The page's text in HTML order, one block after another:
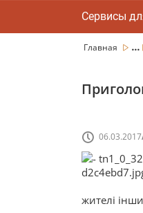
Сервисы
Главная ...
06.03.2017
жителі